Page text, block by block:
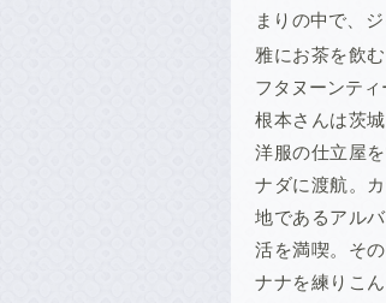
まりの中で、
雅にお茶を飲
フタヌーンティ
根本さんは茨
洋服の仕立屋
ナダに渡航。
地であるアル
活を満喫。そ
ナナを練りこ